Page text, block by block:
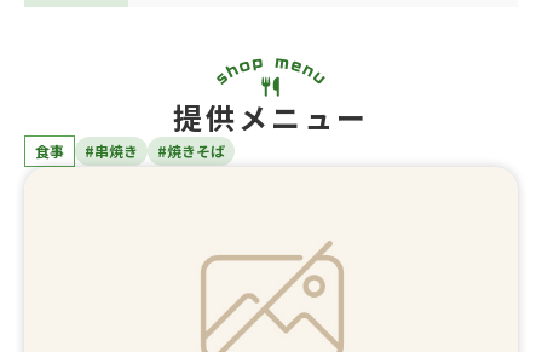
提供メニュー
食事 #串焼き #焼きそば